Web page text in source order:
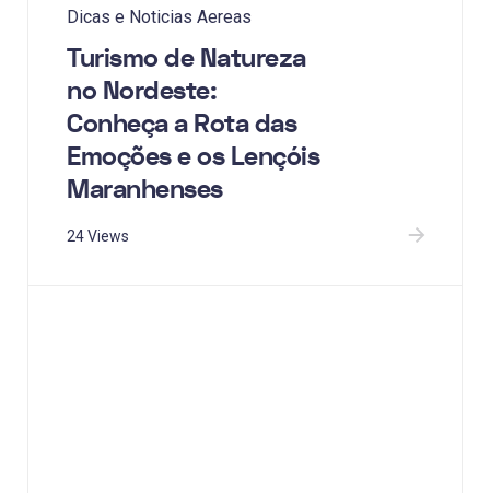
Dicas e Noticias Aereas
Turismo de Natureza
no Nordeste:
Conheça a Rota das
Emoções e os Lençóis
Maranhenses
24 Views